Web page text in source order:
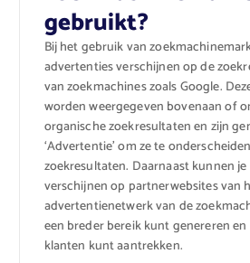
gebruikt?
Bij het gebruik van
advertenties verschijnen op de
van zoekmachines zoals Google.
worden weergegeven bovenaan of
organische zoekresultaten en zijn
‘Advertentie’ om ze te
zoekresultaten. Daarnaast kunnen
verschijnen op partnerwebsites van
advertentienetwerk van de
een breder bereik kunt genereren
klanten kunt aantrekken.